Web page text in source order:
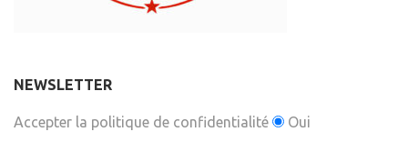
NEWSLETTER
Accepter la politique de confidentialité Oui